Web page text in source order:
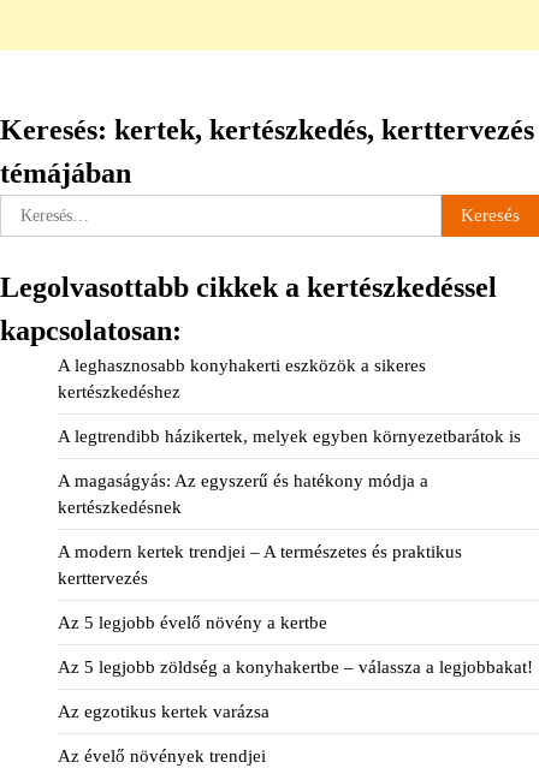
Keresés: kertek, kertészkedés, kerttervezés
témájában
Keresés:
Legolvasottabb cikkek a kertészkedéssel
kapcsolatosan:
A leghasznosabb konyhakerti eszközök a sikeres
kertészkedéshez
A legtrendibb házikertek, melyek egyben környezetbarátok is
A magaságyás: Az egyszerű és hatékony módja a
kertészkedésnek
A modern kertek trendjei – A természetes és praktikus
kerttervezés
Az 5 legjobb évelő növény a kertbe
Az 5 legjobb zöldség a konyhakertbe – válassza a legjobbakat!
Az egzotikus kertek varázsa
Az évelő növények trendjei